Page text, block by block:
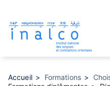
contenu
principal
Accueil Formations